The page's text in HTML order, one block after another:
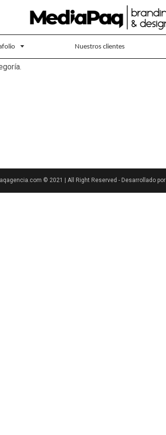
Nuestros clientes
© 2021 | All Right Reserved - Desarrollado por